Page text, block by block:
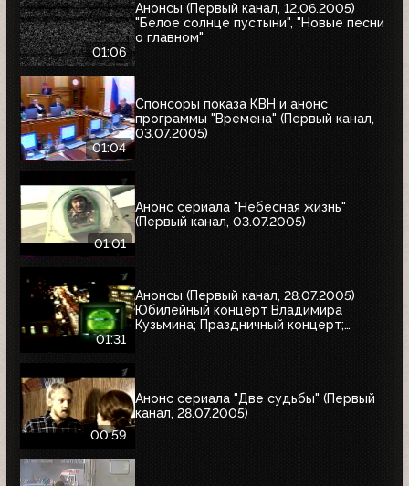
01:06
Анонсы (Первый канал, 12.06.2005)
"Белое солнце пустыни", "Новые песни
о главном"
01:04
Спонсоры показа КВН и анонс
программы "Времена" (Первый канал,
03.07.2005)
01:01
Анонс сериала "Небесная жизнь"
(Первый канал, 03.07.2005)
01:31
Анонсы (Первый канал, 28.07.2005)
Юбилейный концерт Владимира
Кузьмина; Праздничный концерт;
00:59
Анонс сериала "Две судьбы" (Первый
канал, 28.07.2005)